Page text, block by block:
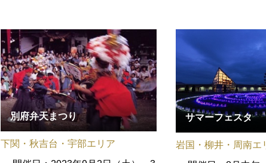
別府弁天まつり
下関・秋吉台・宇部エリア
サマーフェスタ
岩国・柳井・周南エ